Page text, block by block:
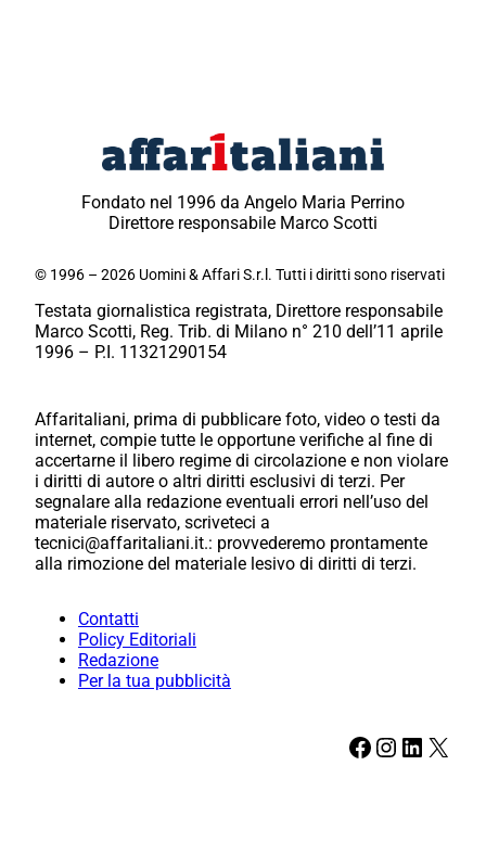
Fondato nel 1996 da Angelo Maria Perrino
Direttore responsabile Marco Scotti
© 1996 – 2026 Uomini & Affari S.r.l. Tutti i diritti sono riservati
Testata giornalistica registrata, Direttore responsabile
Marco Scotti, Reg. Trib. di Milano n° 210 dell’11 aprile
1996 – P.I. 11321290154
Affaritaliani, prima di pubblicare foto, video o testi da
internet, compie tutte le opportune verifiche al fine di
accertarne il libero regime di circolazione e non violare
i diritti di autore o altri diritti esclusivi di terzi. Per
segnalare alla redazione eventuali errori nell’uso del
materiale riservato, scriveteci a
tecnici@affaritaliani.it.: provvederemo prontamente
alla rimozione del materiale lesivo di diritti di terzi.
Contatti
Policy Editoriali
Redazione
Per la tua pubblicità
Facebook Instagram LinkedIn X